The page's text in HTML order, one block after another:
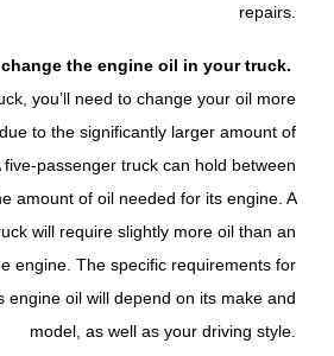
repairs.
the engine oil in your truck.
you’ll need to change your oil more
to the significantly larger amount of
passenger truck can hold between
amount of oil needed for its engine. A
will require slightly more oil than an
engine. The specific requirements for
engine oil will depend on its make and
model, as well as your driving style.